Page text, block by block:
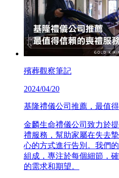
殯葬觀察筆記
2024/04/20
基隆禮儀公司推薦，最值
金麟生命禮儀公司致力於
禮服務，幫助家屬在失去
心的方式進行告別。我們
組成，專注於每個細節，
的需求和期望。